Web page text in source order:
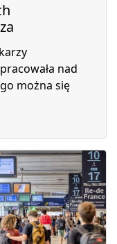
nad
można się